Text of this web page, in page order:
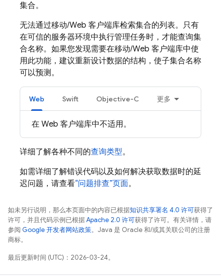
集合。
无法通过移动/Web 客户端库检索集合的列表。只有
在可信的服务器环境中执行管理任务时，才能查询集
合名称。如果您发现需要在移动/Web 客户端库中使
用此功能，建议重新设计数据的结构，使子集合名称
可以预测。
Web Swift Objective-C 更多
在 Web 客户端库中不适用。
详细了解各种不同的查询类型。
如需详细了解错误代码以及如何解决获取数据时的延
迟问题，请查看“问题排查”页面。
如未另行说明，那么本页面中的内容已根据知识共享署名 4.0 许可获得了
许可，并且代码示例已根据Apache 2.0 许可获得了许可。有关详情，请
参阅 Google 开发者网站政策。Java 是 Oracle 和/或其关联公司的注册
商标。
最后更新时间 (UTC)：2026-03-24。